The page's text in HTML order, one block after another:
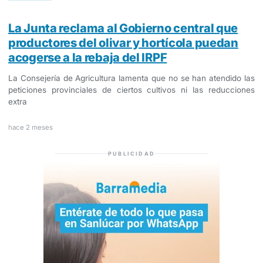
La Junta reclama al Gobierno central que
productores del olivar y hortícola puedan
acogerse a la rebaja del IRPF
La Consejería de Agricultura lamenta que no se han atendido las
peticiones provinciales de ciertos cultivos ni las reducciones
extra
hace 2 meses
PUBLICIDAD